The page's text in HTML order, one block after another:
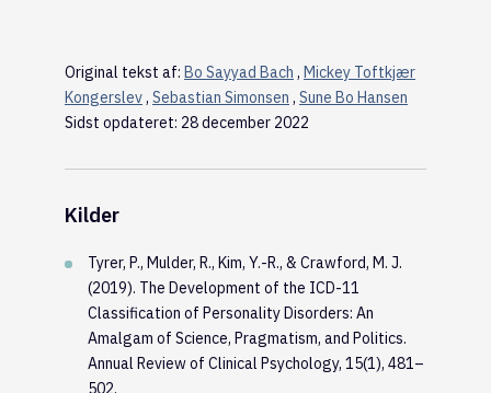
Original tekst af: Bo Sayyad Bach , Mickey Toftkjær
Kongerslev, Sebastian Simonsen , Sune Bo Hansen
Sidst opdateret: 28 december 2022
Kilder
Tyrer, P., Mulder, R., Kim, Y.-R., & Crawford, M. J.
(2019). The Development of the ICD-11
Classification of Personality Disorders: An
Amalgam of Science, Pragmatism, and Politics.
Annual Review of Clinical Psychology, 15(1), 481–
502.